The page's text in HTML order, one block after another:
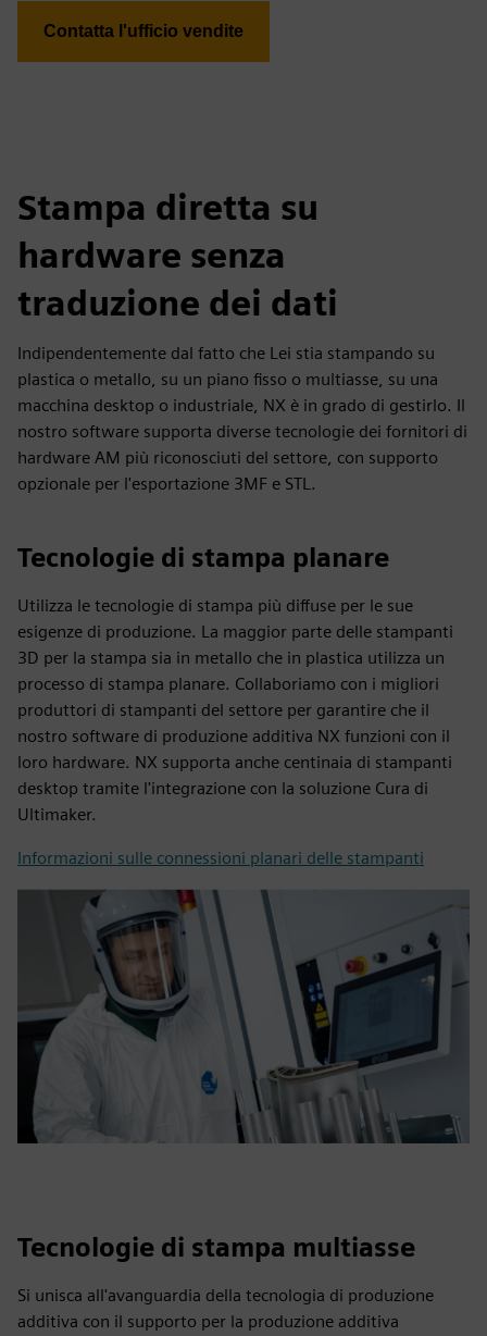
Contatta l'ufficio vendite
Stampa diretta su
hardware senza
traduzione dei dati
Indipendentemente dal fatto che Lei stia stampando su
plastica o metallo, su un piano fisso o multiasse, su una
macchina desktop o industriale, NX è in grado di gestirlo. Il
nostro software supporta diverse tecnologie dei fornitori di
hardware AM più riconosciuti del settore, con supporto
opzionale per l'esportazione 3MF e STL.
Tecnologie di stampa planare
Utilizza le tecnologie di stampa più diffuse per le sue
esigenze di produzione. La maggior parte delle stampanti
3D per la stampa sia in metallo che in plastica utilizza un
processo di stampa planare. Collaboriamo con i migliori
produttori di stampanti del settore per garantire che il
nostro software di produzione additiva NX funzioni con il
loro hardware. NX supporta anche centinaia di stampanti
desktop tramite l'integrazione con la soluzione Cura di
Ultimaker.
Informazioni sulle connessioni planari delle stampanti
Tecnologie di stampa multiasse
Si unisca all'avanguardia della tecnologia di produzione
additiva con il supporto per la produzione additiva